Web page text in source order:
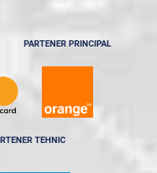
PARTENER PRINCIPAL
TEHNIC